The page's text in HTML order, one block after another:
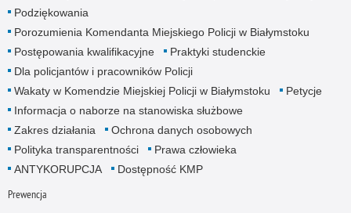
Podziękowania
Porozumienia Komendanta Miejskiego Policji w Białymstoku
Postępowania kwalifikacyjne
Praktyki studenckie
Dla policjantów i pracowników Policji
Wakaty w Komendzie Miejskiej Policji w Białymstoku
Petycje
Informacja o naborze na stanowiska służbowe
Zakres działania
Ochrona danych osobowych
Polityka transparentności
Prawa człowieka
ANTYKORUPCJA
Dostępność KMP
Prewencja